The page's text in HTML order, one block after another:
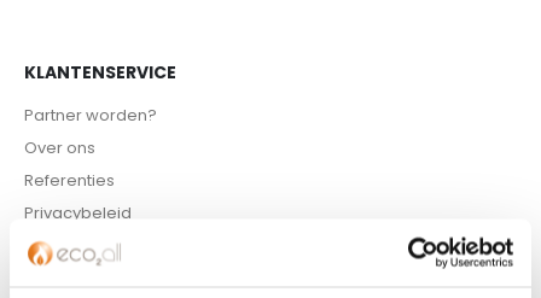
KLANTENSERVICE
Partner worden?
Over ons
Referenties
Privacybeleid
Algemene voorwaarden